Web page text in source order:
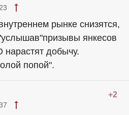
рынке снизятся,
янкесов
добычу.
попой".
+2